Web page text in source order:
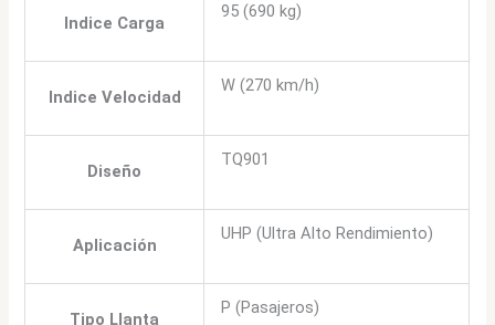
Indice Carga
95 (690 kg)
Indice Velocidad
W (270 km/h)
Diseño
TQ901
Aplicación
UHP (Ultra Alto Rendimiento)
Tipo Llanta
P (Pasajeros)